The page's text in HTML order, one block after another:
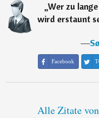
„Wer zu
wird erstaunt
―
Facebook
Alle Zitate